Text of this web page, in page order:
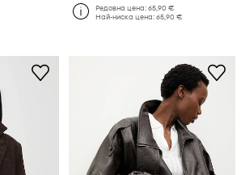
Редовна цена:65,90 €
Най-ниска цена:65,90 €